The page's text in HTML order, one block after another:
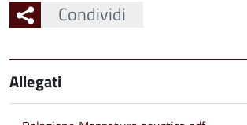
Condividi
Allegati